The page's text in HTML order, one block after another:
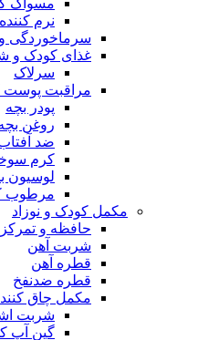
مسواک
نرم
سرماخوردگی
غذای کودک و
سرلاک
مراقبت پوست
پودر بچه
روغن بچه
ضد
کرم
لوسیون
مرطوب
مکمل کودک و نوزاد
حافظه و
شربت آهن
قطره آهن
قطره ضدنفخ
مکمل چاق
شربت
گین آپ